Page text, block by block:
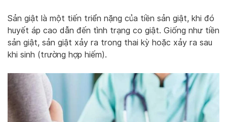
Sản giật là một tiến triển nặng của tiền sản giật, khi đó
huyết áp cao dẫn đến tình trạng co giật. Giống như tiền
sản giật, sản giật xảy ra trong thai kỳ hoặc xảy ra sau
khi sinh (trường hợp hiếm).